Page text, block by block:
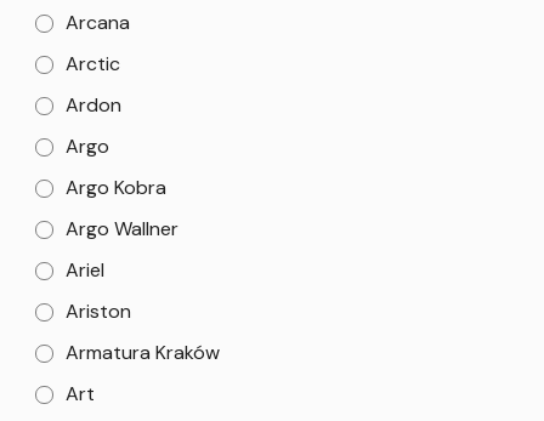
Arcana
Arctic
Ardon
Argo
Argo Kobra
Argo Wallner
Ariel
Ariston
Armatura Kraków
Art